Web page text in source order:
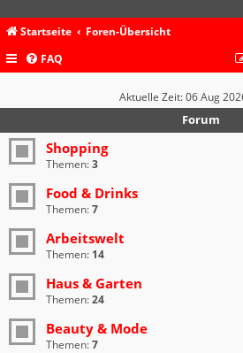
Startseite Foren-Übersicht
FAQ
Aktuelle Zeit: 06 Aug
Forum
Shopping
Themen:3
Food & Drinks
Themen:7
Arbeitswelt
Themen: 14
Haus & Garten
Themen:24
Beauty & Mode
Themen:7